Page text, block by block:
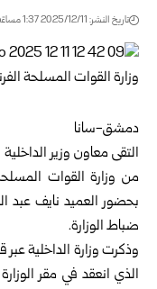
تاريخ النشر: 2025/12/11 1:37 مساءً
دمشق-سانا
التقى معاون وزير
من وزارة القوات
بحضور العميد نايف عبد
ضباط الوزارة.
وذكرتوزارة الداخليةعبر
الذي انعقد في مقر